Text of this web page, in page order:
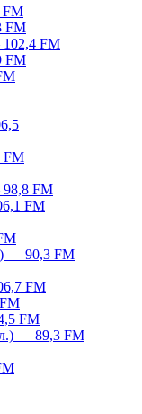
FM
FM
FM
FM
FM
FM
FM
— 90,3 FM
FM
FM
— 89,3 FM